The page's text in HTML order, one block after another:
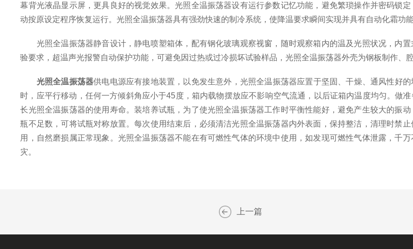
幕背光液晶显示屏，更具良好的视觉效果。光照全温振荡器设有运行参数记忆功能，避免繁琐操作并密码锁
动按原设定程序恢复运行。光照全温振荡器具有强劲快速的制冷系统，使降温要求瞬间实现并具有自动化霜功
光照全温振荡器静音设计，静电喷塑箱体，配有钢化玻璃观察视窗，随时观察箱内的温及光照状况，内
验要求，超温声光报警自动保护功能，可避免因过热或过冷损坏试验样品，光照全温振荡器外壳为钢板制作、
光照全温振荡器供电电源应有接地装置，以免发生意外，光照全温振荡器应置于坚固、干燥、通风性好
时，应平行移动，任何一方倾斜角应小于45度，箱内载物摆放应不影响空气流通，以后证箱内温度均匀。做
长光照全温振荡器的使用寿命。装培养试瓶，为了使光照全温振荡器工作时平衡性能好，避免产生较大的振
瓶不足数，可将试瓶对称放置。每次使用结束后，必须清洁光照全温振荡器内外表面，保持整洁，清理时禁
用，自然磨损属正常现象。光照全温振荡器不能在有可燃性气体的环境中使用，如发现可燃性气体泄露，千
灾。
上一篇